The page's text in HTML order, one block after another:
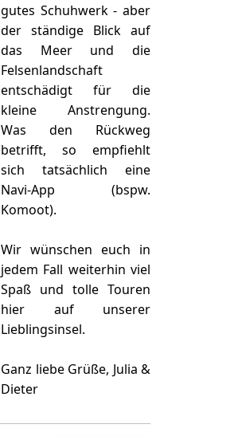
gutes Schuhwerk - aber
der ständige Blick auf
das Meer und die
Felsenlandschaft
entschädigt für die
kleine Anstrengung.
Was den Rückweg
betrifft, so empfiehlt
sich tatsächlich eine
Navi-App (bspw.
Komoot).
Wir wünschen euch in
jedem Fall weiterhin viel
Spaß und tolle Touren
hier auf unserer
Lieblingsinsel.
Ganz liebe Grüße, Julia &
Dieter